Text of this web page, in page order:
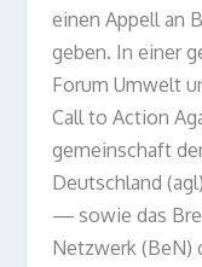
einen Appell an
ge­ben. In einer
Forum Umwelt
Call to Action
ge­mein­schaft
Deutsch­land
— sowie das
Netz­werk (BeN)